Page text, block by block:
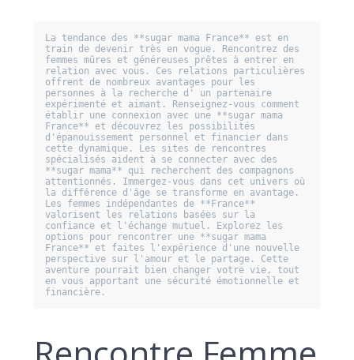
La tendance des **sugar mama France** est en
train de devenir très en vogue. Rencontrez des
femmes mûres et généreuses prêtes à entrer en
relation avec vous. Ces relations particulières
offrent de nombreux avantages pour les
personnes à la recherche d' un partenaire
expérimenté et aimant. Renseignez-vous comment
établir une connexion avec une **sugar mama
France** et découvrez les possibilités
d'épanouissement personnel et financier dans
cette dynamique. Les sites de rencontres
spécialisés aident à se connecter avec des
**sugar mama** qui recherchent des compagnons
attentionnés. Immergez-vous dans cet univers où
la différence d'âge se transforme en avantage.
Les femmes indépendantes de **France**
valorisent les relations basées sur la
confiance et l'échange mutuel. Explorez les
options pour rencontrer une **sugar mama
France** et faites l'expérience d'une nouvelle
perspective sur l'amour et le partage. Cette
aventure pourrait bien changer votre vie, tout
en vous apportant une sécurité émotionnelle et